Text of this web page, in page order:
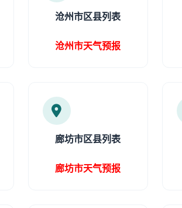
沧州市区县列表
沧州市天气预报
廊坊市区县列表
廊坊市天气预报